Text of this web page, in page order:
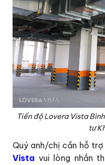
Tiến độ Lovera Vista
tư
Quý anh/chị cần hỗ trợ
Vista vui lòng nhắn